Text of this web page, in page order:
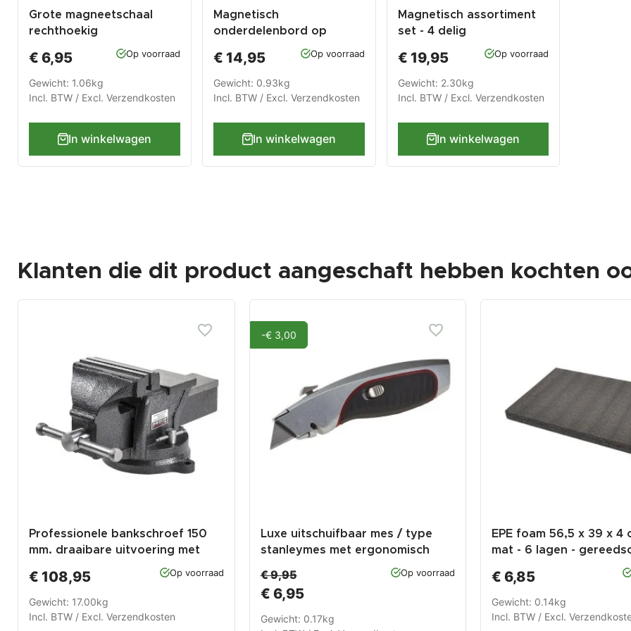
Grote magneetschaal
rechthoekig
€ 6,95 Op voorraad
Gewicht: 1.06kg
Incl. BTW / Excl. Verzendkosten
In winkelwagen
Magnetisch
onderdelenbord op
wielen - Magneetschaal -
Magneet onderdelen
bord.
€ 14,95 Op voorraad
Gewicht: 0.93kg
Incl. BTW / Excl. Verzendkosten
In winkelwagen
Magnetisch assortiment
set - 4 delig
€ 19,95 Op voorraad
Gewicht: 2.30kg
Incl. BTW / Excl. Verzendkosten
In winkelwagen
Klanten die dit product aangeschaft hebben kochten
Professionele bankschroef 150
mm. draaibare uitvoering met
€ 108,95 Op voorraad
Gewicht: 17.00kg
Incl. BTW / Excl. Verzendkosten
-€ 3,00
Luxe uitschuifbaar mes / type
stanleymes met ergonomisch
€ 9,95
€ 6,95
Op voorraad
Gewicht: 0.17kg
EPE foam 56,5 x 39 x 4
mat - 6 lagen -
€ 6,85
Gewicht: 0.14kg
Incl. BTW / Excl.